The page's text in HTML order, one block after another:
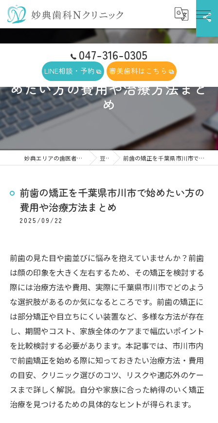
前歯の矯正を千葉県市川市で始
めたい方の費用や治療方法まと
め
妙典エリアの歯医者なら妙典歯科Nクリニック 豆知識 前歯の矯正を千葉県市川市で始めたい方の費用や治療方法まとめ
前歯の矯正を千葉県市川市で始めたい方の
費用や治療方法まとめ
2025/09/22
前歯の見た目や歯並びに悩みを抱えていませんか？前歯
は顔の印象を大きく左右するため、その矯正を検討する
際には治療方法や費用、実際に千葉県市川市でどのよう
な選択肢があるのか気になるところです。前歯の矯正に
は部分矯正や目立ちにくい装置など、多様な方法が存在
し、期間やコスト、家族全体のケアまで幅広いポイント
を比較検討する必要があります。本記事では、市川市内
で前歯矯正を始める際に知っておきたい治療方法・費用
の目安、クリニック選びのコツ、リスクや適応外のケー
スまで詳しく解説。自分や家族に合った納得のいく矯正
治療を見つけるための具体的なヒントが得られます。
047-316-0305
LINE相談・予約 審美歯科はこちら